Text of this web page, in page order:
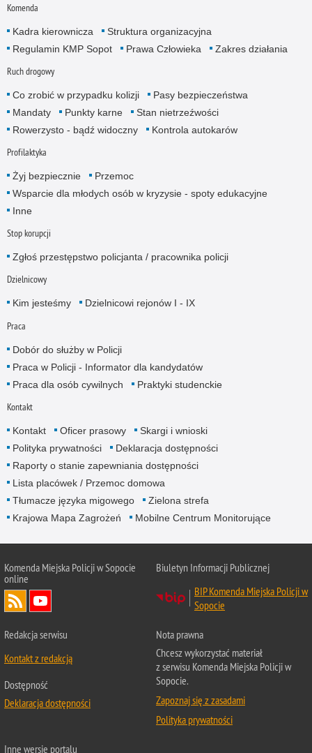
Komenda
Kadra kierownicza
Struktura organizacyjna
Regulamin KMP Sopot
Prawa Człowieka Zakres działania
Ruch drogowy
Co zrobić w przypadku kolizji
Pasy bezpieczeństwa
Mandaty
Punkty karne
Stan nietrzeźwości
Rowerzysto - bądź widoczny
Kontrola autokarów
Profilaktyka
Żyj bezpiecznie
Przemoc
Wsparcie dla młodych osób w kryzysie - spoty edukacyjne
Inne
Stop korupcji
Zgłoś przestępstwo policjanta / pracownika policji
Dzielnicowy
Kim jesteśmy Dzielnicowi rejonów I - IX
Praca
Dobór do służby w Policji
Praca w Policji - Informator dla kandydatów
Praca dla osób cywilnych
Praktyki studenckie
Kontakt
Kontakt Oficer prasowy
Skargi i wnioski
Polityka prywatności
Deklaracja dostępności
Raporty o stanie zapewniania dostępności
Lista placówek / Przemoc domowa
Tłumacze języka migowego
Zielona strefa
Krajowa Mapa Zagrożeń
Mobilne Centrum Monitorujące
Komenda Miejska Policji w Sopocie
online
Biuletyn Informacji Publicznej
BIP Komenda Miejska Policji w
Sopocie
Redakcja serwisu
Kontakt z redakcją
Dostępność
Deklaracja dostępności
Nota prawna
Chcesz wykorzystać materiał
z serwisu Komenda Miejska Policji w
Sopocie.
Zapoznaj się z zasadami
Polityka prywatności
Inne wersje portalu